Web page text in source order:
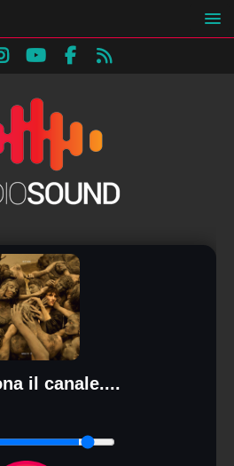
il canale....